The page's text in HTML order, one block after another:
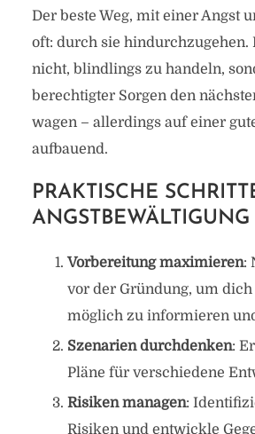
Der beste Weg, mit einer Angst
oft: durch sie hindurchzugehen.
nicht, blindlings zu handeln,
berechtigter Sorgen den
wagen – allerdings auf einer
aufbauend.
PRAKTISCHE
ANGSTBEWÄLTIGUNG
Vorbereitung maximieren:
vor der Gründung, um dich
möglich zu informieren
Szenarien durchdenken:
Pläne für verschiedene
Risiken managen:
Risiken und entwickle